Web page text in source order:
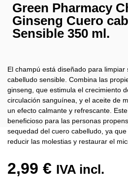
Green Pharmacy
Ginseng Cuero
Sensible 350 ml.
El champú está diseñado para
cabelludo sensible. Combina las
ginseng, que estimula el crecimiento
circulación sanguínea, y el aceite de
un efecto calmante y refrescante.
beneficioso para las personas
sequedad del cuero cabelludo, ya
reducir las molestias y restaurar el
2,99 € IVA incl.